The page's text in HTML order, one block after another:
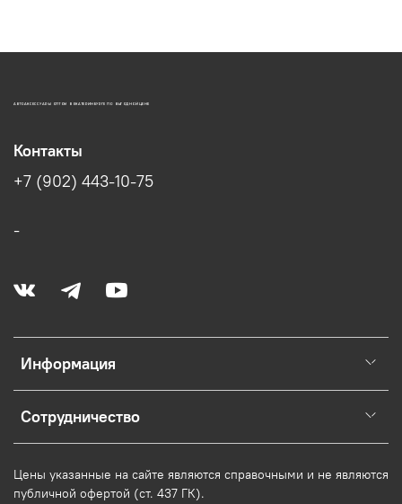
АВТОАКСЕССУАРЫ ОПТОМ В ЕКАТЕРИНБУРГЕ ПО ВЫГОДНОЙ ЦЕНЕ
Информация
Сотрудничество
Контакты
+7 (902) 443-10-75
-
Цены указанные на сайте являются справочными и не являются
публичной офертой (ст. 437 ГК).